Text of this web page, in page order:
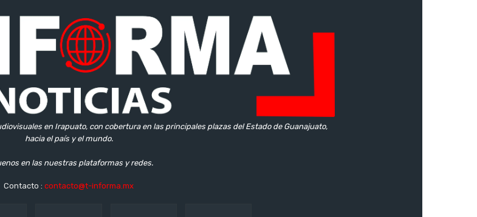
en Irapuato, con cobertura en las principales plazas del Estado de Guanajuato,
hacia el país y el mundo.
en las nuestras plataformas y redes.
Contacto : contacto@t-informa.mx